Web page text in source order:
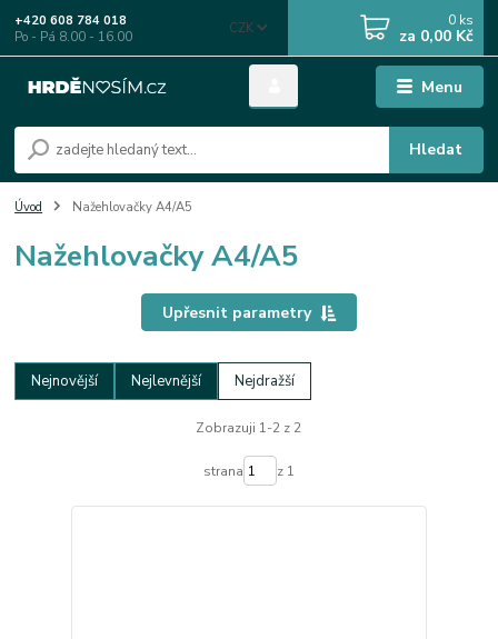
Menu
CZK
Hledat
+420 608 784 018
Po - Pá 8.00 - 16.00
0 ks
za 0,00 Kč
Úvod Nažehlovačky A4/A5
Nažehlovačky A4/A5
Upřesnit parametry
Nejnovější Nejlevnější Nejdražší
Zobrazuji 1-2 z 2
strana z 1